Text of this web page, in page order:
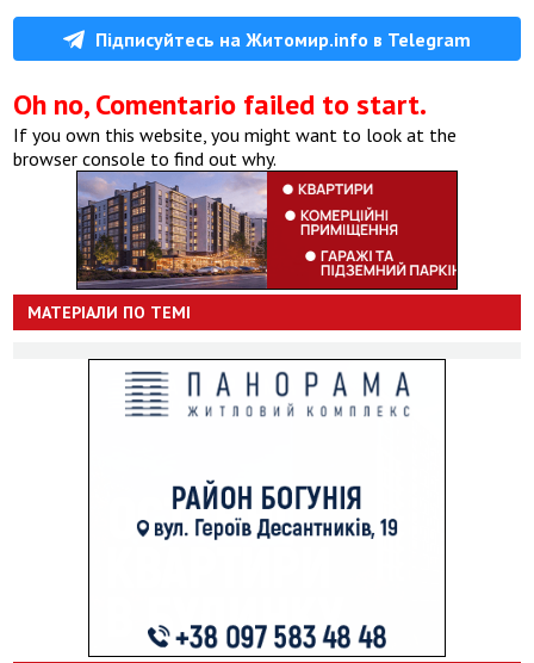
Підписуйтесь на Житомир.info в Telegram
Oh no, Comentario failed to start.
If you own this website, you might want to look at the
browser console to find out why.
МАТЕРІАЛИ ПО ТЕМІ